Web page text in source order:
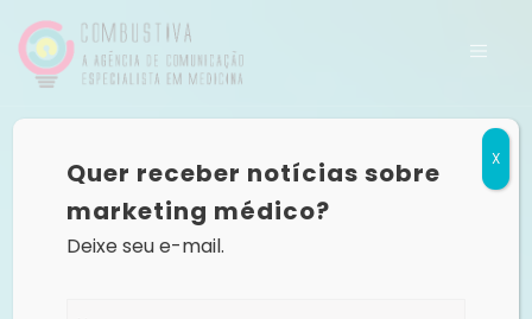
Quer receber notícias sobre
marketing médico?
Deixe seu e-mail.
X